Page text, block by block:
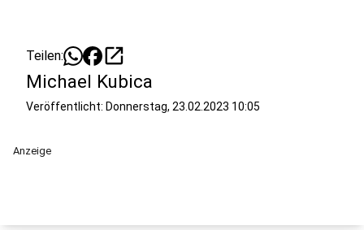
Teilen: open_in_new
Michael Kubica
Veröffentlicht: Donnerstag, 23.02.2023 10:05
Anzeige